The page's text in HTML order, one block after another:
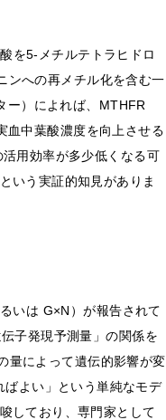
を5-メチルテトラヒドロ
ンへの再メチル化を含む一
ー）によれば、MTHFR
中葉酸濃度を向上させる
用効率が多少低くなる可
いう実証的知見がありま
いは G×N）が報告されて
子発現予測量」の関係を
量によって遺伝的影響が変
ばよい」という単純なモデ
しており、専門家として